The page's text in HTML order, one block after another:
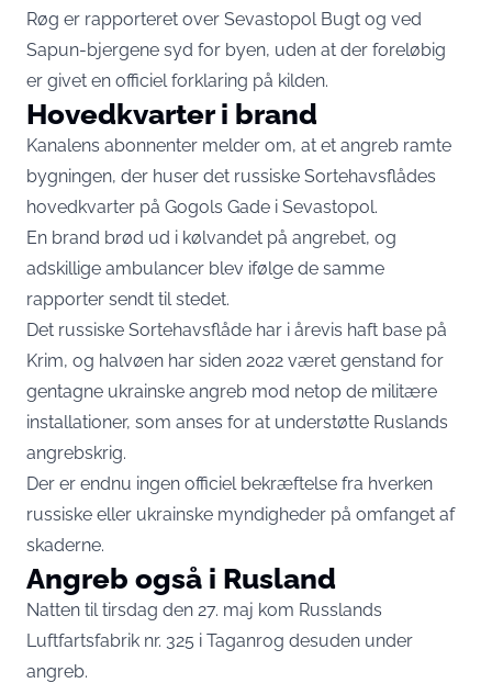
Røg er rapporteret over Sevastopol Bugt og ved
Sapun-bjergene syd for byen, uden at der foreløbig
er givet en officiel forklaring på kilden.
Hovedkvarter i brand
Kanalens abonnenter melder om, at et angreb ramte
bygningen, der huser det russiske Sortehavsflådes
hovedkvarter på Gogols Gade i Sevastopol.
En brand brød ud i kølvandet på angrebet, og
adskillige ambulancer blev ifølge de samme
rapporter sendt til stedet.
Det russiske Sortehavsflåde har i årevis haft base på
Krim, og halvøen har siden 2022 været genstand for
gentagne ukrainske angreb mod netop de militære
installationer, som anses for at understøtte Ruslands
angrebskrig.
Der er endnu ingen officiel bekræftelse fra hverken
russiske eller ukrainske myndigheder på omfanget af
skaderne.
Angreb også i Rusland
Natten til tirsdag den 27. maj kom Russlands
Luftfartsfabrik nr. 325 i Taganrog desuden under
angreb.